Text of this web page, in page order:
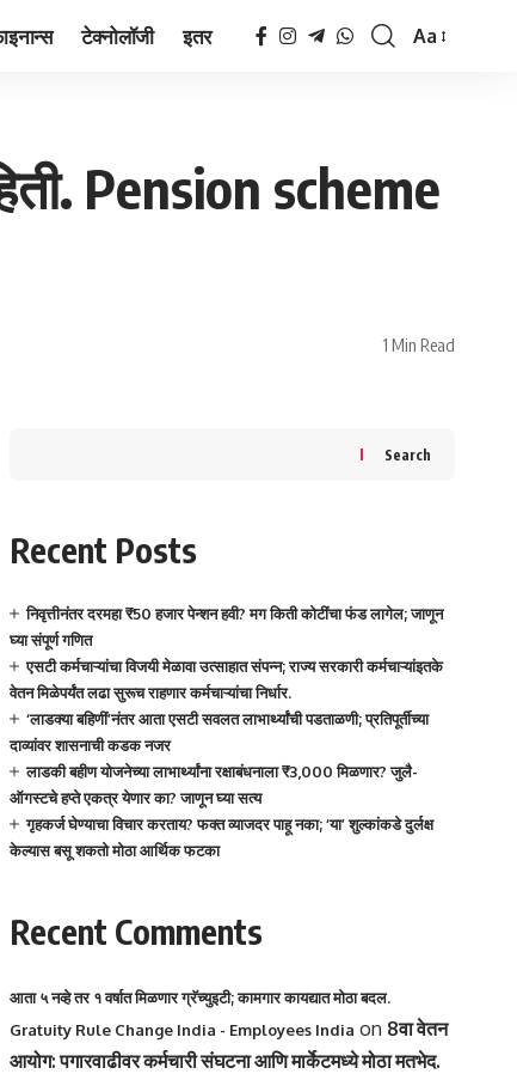
टेक्नोलॉजी इतर
Font
Aa
Pension scheme
1 Min Read
Search
Recent Posts
निवृत्तीनंतर दरमहा ₹50 हजार पेन्शन हवी? मग किती कोटींचा फंड लागेल; जाणून
घ्या संपूर्ण गणित
एसटी कर्मचाऱ्यांचा विजयी मेळावा उत्साहात संपन्न; राज्य सरकारी कर्मचाऱ्यांइतके
वेतन मिळेपर्यंत लढा सुरूच राहणार कर्मचाऱ्यांचा निर्धार.
‘लाडक्या बहिणीं’नंतर आता एसटी सवलत लाभार्थ्यांची पडताळणी; प्रतिपूर्तीच्या
दाव्यांवर शासनाची कडक नजर
लाडकी बहीण योजनेच्या लाभार्थ्यांना रक्षाबंधनाला ₹3,000 मिळणार? जुलै-
ऑगस्टचे हप्ते एकत्र येणार का? जाणून घ्या सत्य
गृहकर्ज घेण्याचा विचार करताय? फक्त व्याजदर पाहू नका; ‘या’ शुल्कांकडे दुर्लक्ष
केल्यास बसू शकतो मोठा आर्थिक फटका
Recent Comments
आता ५ नव्हे तर १ वर्षात मिळणार ग्रॅच्युइटी; कामगार कायद्यात मोठा बदल.
Gratuity Rule Change India - Employees India on 8वा वेतन
आयोग: पगारवाढीवर कर्मचारी संघटना आणि मार्केटमध्ये मोठा मतभेद.